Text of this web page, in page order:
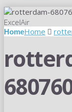
ExcelAir
Home